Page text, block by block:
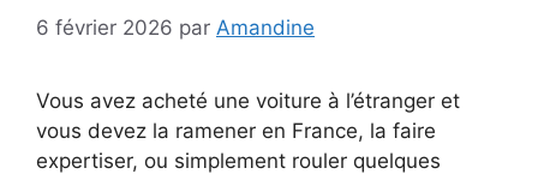
6 février 2026 par Amandine
Vous avez acheté une voiture à l’étranger et
vous devez la ramener en France, la faire
expertiser, ou simplement rouler quelques